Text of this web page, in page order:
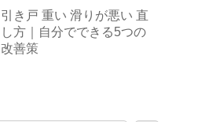
引き戸 重い 滑りが悪い 直
し方｜自分でできる5つの
改善策